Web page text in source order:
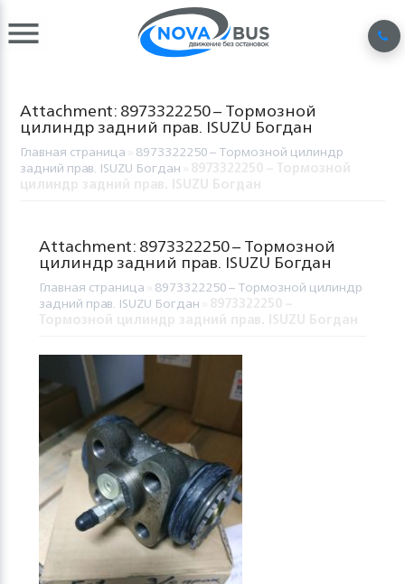
Attachment: 8973322250 – Тормозной
цилиндр задний прав. ISUZU Богдан
Главная страница 8973322250 – Тормозной цилиндр
задний прав. ISUZU Богдан
Attachment: 8973322250 – Тормозной
цилиндр задний прав. ISUZU Богдан
Главная страница 8973322250 – Тормозной цилиндр
задний прав. ISUZU Богдан